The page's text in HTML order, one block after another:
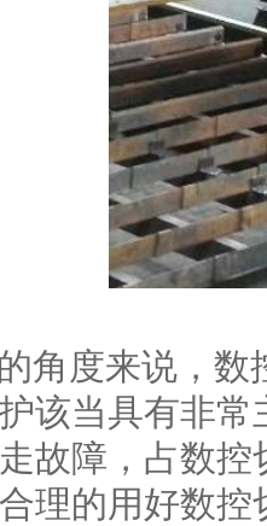
角度来说，
该当具有非
故障，占数
理的用好数控